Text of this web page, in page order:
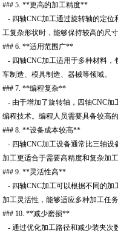
### 5. **更高的加工精度**
- 四轴CNC加工通过旋转轴的定位
工复杂形状时，能够保持较高的尺寸
### 6. **适用范围广**
- 四轴CNC加工适用于多种材料
车制造、模具制造、器械等领域。
### 7. **编程复杂**
- 由于增加了旋转轴，四轴CNC
编程技术。编程人员需要具备较高
### 8. **设备成本较高**
- 四轴CNC加工设备通常比三轴设
加工更适合于需要高精度和复杂加工
### 9. **灵活性高**
- 四轴CNC加工可以根据不同的加
加工灵活性，能够适应多种加工任务
### 10. **减少磨损**
- 通过优化加工路径和减少装夹次